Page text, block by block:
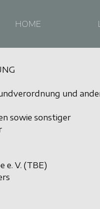
HOME
und
sowie sonstiger
e. V. (TBE)